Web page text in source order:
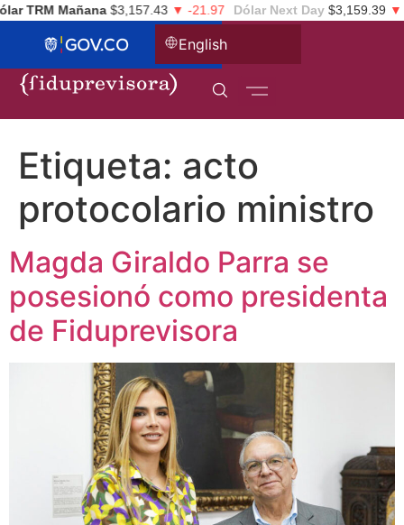
TRM Mañana $3,157.43 ▼ -21.97 Dólar Next Day $3,159.39 ▼
English
Etiqueta: acto
protocolario ministro
Magda Giraldo Parra se
posesionó como presidenta
de Fiduprevisora